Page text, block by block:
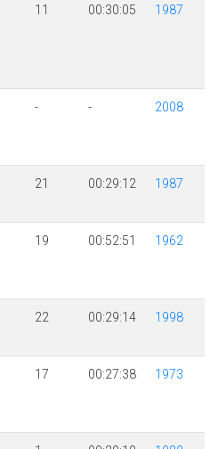
11 00:30:05 1987
- - 2008
21 00:29:12 1987
19 00:52:51 1962
22 00:29:14 1998
17 00:27:38 1973